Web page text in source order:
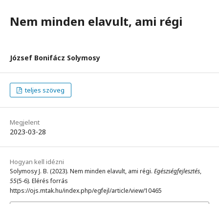
Nem minden elavult, ami régi
József Bonifácz Solymosy
teljes szöveg
Megjelent
2023-03-28
Hogyan kell idézni
Solymosy J. B. (2023). Nem minden elavult, ami régi. Egészségfejlesztés,
55(5-6). Elérés forrás
https://ojs.mtak.hu/index.php/egfejl/article/view/10465